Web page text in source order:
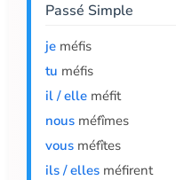
Passé Simple
je méfis
tu méfis
il / elle méfit
nous méfîmes
vous méfîtes
ils / elles méfirent